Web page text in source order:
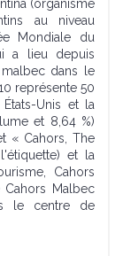
(organisme
au niveau
Mondiale du
a lieu depuis
dans le
représente 50
Unis et la
et 8,64 %)
« Cahors, The
et la
Cahors
Malbec
le centre de